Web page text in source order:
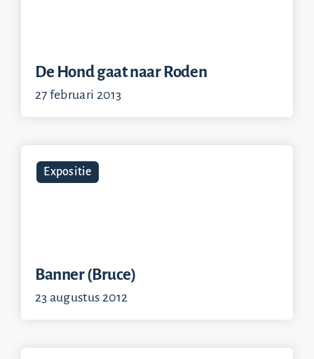
De Hond gaat naar Roden
27 februari 2013
Expositie
Banner (Bruce)
23 augustus 2012